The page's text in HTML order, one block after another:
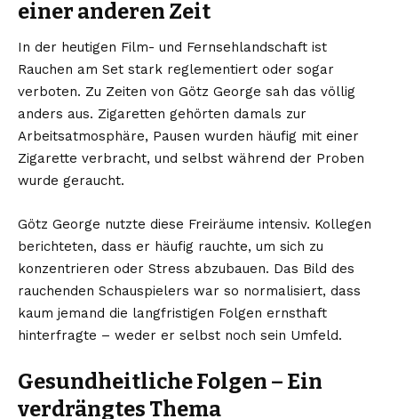
einer anderen Zeit
In der heutigen Film- und Fernsehlandschaft ist
Rauchen am Set stark reglementiert oder sogar
verboten. Zu Zeiten von Götz George sah das völlig
anders aus. Zigaretten gehörten damals zur
Arbeitsatmosphäre, Pausen wurden häufig mit einer
Zigarette verbracht, und selbst während der Proben
wurde geraucht.
Götz George nutzte diese Freiräume intensiv. Kollegen
berichteten, dass er häufig rauchte, um sich zu
konzentrieren oder Stress abzubauen. Das Bild des
rauchenden Schauspielers war so normalisiert, dass
kaum jemand die langfristigen Folgen ernsthaft
hinterfragte – weder er selbst noch sein Umfeld.
Gesundheitliche Folgen – Ein
verdrängtes Thema